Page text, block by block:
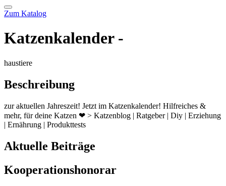
Zum Katalog
Katzenkalender -
haustiere
Beschreibung
zur aktuellen Jahreszeit! Jetzt im Katzenkalender! Hilfreiches &
mehr, für deine Katzen ❤ > Katzenblog | Ratgeber | Diy | Erziehung
| Ernährung | Produkttests
Aktuelle Beiträge
Kooperationshonorar